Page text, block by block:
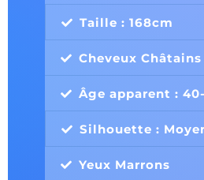
Taille : 168cm
Cheveux Châtains
Âge apparent :
Silhouette :
Yeux Marrons